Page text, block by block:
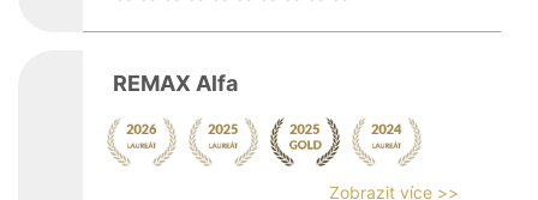
REMAX Alfa
Zobrazit více >>